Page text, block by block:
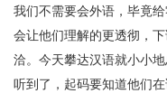
我们不需要会外语，毕竟
会让他们理解的更透彻，
洽。今天攀达汉语就小小
听到了，起码要知道他们在